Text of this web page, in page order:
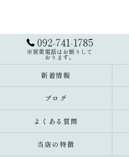
092-741-1785
※営業電話はお断りして
おります。
新着情報
ブログ
よくある質問
当店の特徴